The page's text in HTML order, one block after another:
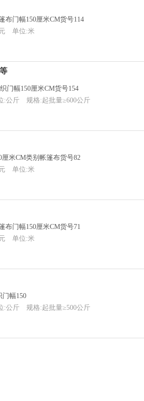
布门幅150厘米CM货号114
单位:米
门幅150厘米CM货号154
:公斤 规格:起批量≥600公斤
米CM类别帐篷布货号82
单位:米
布门幅150厘米CM货号71
单位:米
门幅150
:公斤 规格:起批量≥500公斤